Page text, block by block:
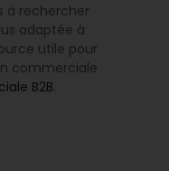
à rechercher
adaptée à
utile pour
commerciale
B2B.